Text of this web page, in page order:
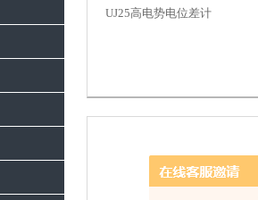
UJ25高电势电位差计